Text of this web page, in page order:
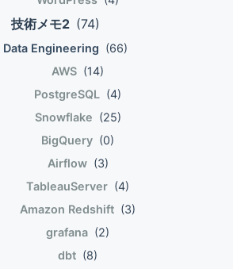
技術メモ2 (74)
Data Engineering (66)
AWS (14)
PostgreSQL (4)
Snowflake (25)
BigQuery (0)
Airflow (3)
TableauServer (4)
Amazon Redshift (3)
grafana (2)
dbt (8)